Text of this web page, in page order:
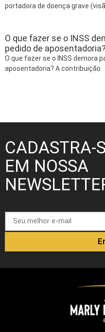
portadora de doença grave
O que fazer se o INSS
pedido de aposentadoria?
O que fazer se o INSS demora
aposentadoria? A contribuição
CADASTRA-
EM NOSSA